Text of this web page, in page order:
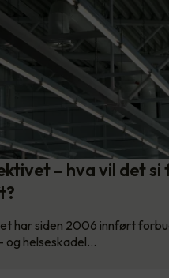
– hva vil det si
har siden 2006 innført
og helseskadel…